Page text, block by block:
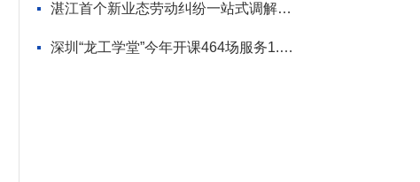
湛江首个新业态劳动纠纷一站式调解平台揭牌
深圳“龙工学堂”今年开课464场服务1.2万职工